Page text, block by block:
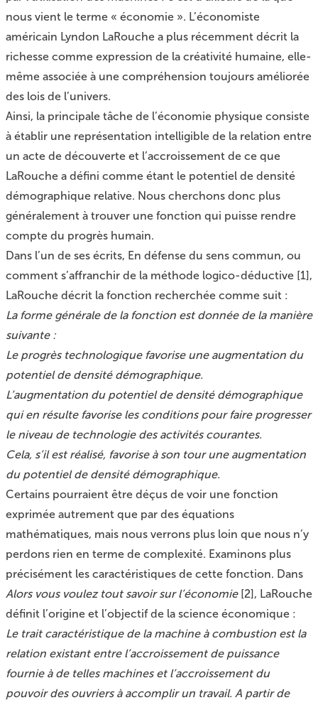
nous vient le terme « économie ». L’économiste
américain Lyndon LaRouche a plus récemment décrit la
richesse comme expression de la créativité humaine, elle-
même associée à une compréhension toujours améliorée
des lois de l’univers.
Ainsi, la principale tâche de l’économie physique consiste
à établir une représentation intelligible de la relation entre
un acte de découverte et l’accroissement de ce que
LaRouche a défini comme étant le potentiel de densité
démographique relative. Nous cherchons donc plus
généralement à trouver une fonction qui puisse rendre
compte du progrès humain.
Dans l’un de ses écrits, En défense du sens commun, ou
comment s’affranchir de la méthode logico-déductive [1],
LaRouche décrit la fonction recherchée comme suit :
La forme générale de la fonction est donnée de la manière
suivante :
Le progrès technologique favorise une augmentation du
potentiel de densité démographique.
L’augmentation du potentiel de densité démographique
qui en résulte favorise les conditions pour faire progresser
le niveau de technologie des activités courantes.
Cela, s’il est réalisé, favorise à son tour une augmentation
du potentiel de densité démographique.
Certains pourraient être déçus de voir une fonction
exprimée autrement que par des équations
mathématiques, mais nous verrons plus loin que nous n’y
perdons rien en terme de complexité. Examinons plus
précisément les caractéristiques de cette fonction. Dans
Alors vous voulez tout savoir sur l’économie[2], LaRouche
définit l’origine et l’objectif de la science économique :
Le trait caractéristique de la machine à combustion est la
relation existant entre l’accroissement de puissance
fournie à de telles machines et l’accroissement du
pouvoir des ouvriers à accomplir un travail. A partir de